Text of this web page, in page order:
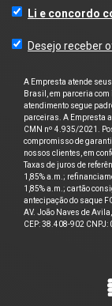
Li e concordo
Desejo receber
A Empresta atende
Brasil, em parceria
atendimento segue
parceiras. A Empresta
CMN nº 4.935/2021.
compromisso de
nossos clientes, em
Taxas de juros de
1,85% a.m.;
1,85% a.m.; cartão
antecipação do saque
AV. João Naves de
CEP: 38.408-902